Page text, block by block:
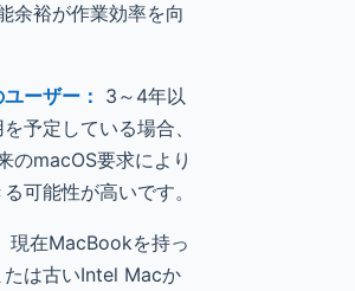
余裕が作業効率を向
ーザー： 3～4年以
予定している場合、
のmacOS要求により
可能性が高いです。
現在MacBookを持っ
たは古いIntel Macか